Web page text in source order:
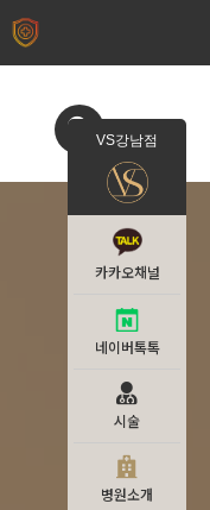
VS강남점
카카오채널
네이버톡톡
시술
병원소개